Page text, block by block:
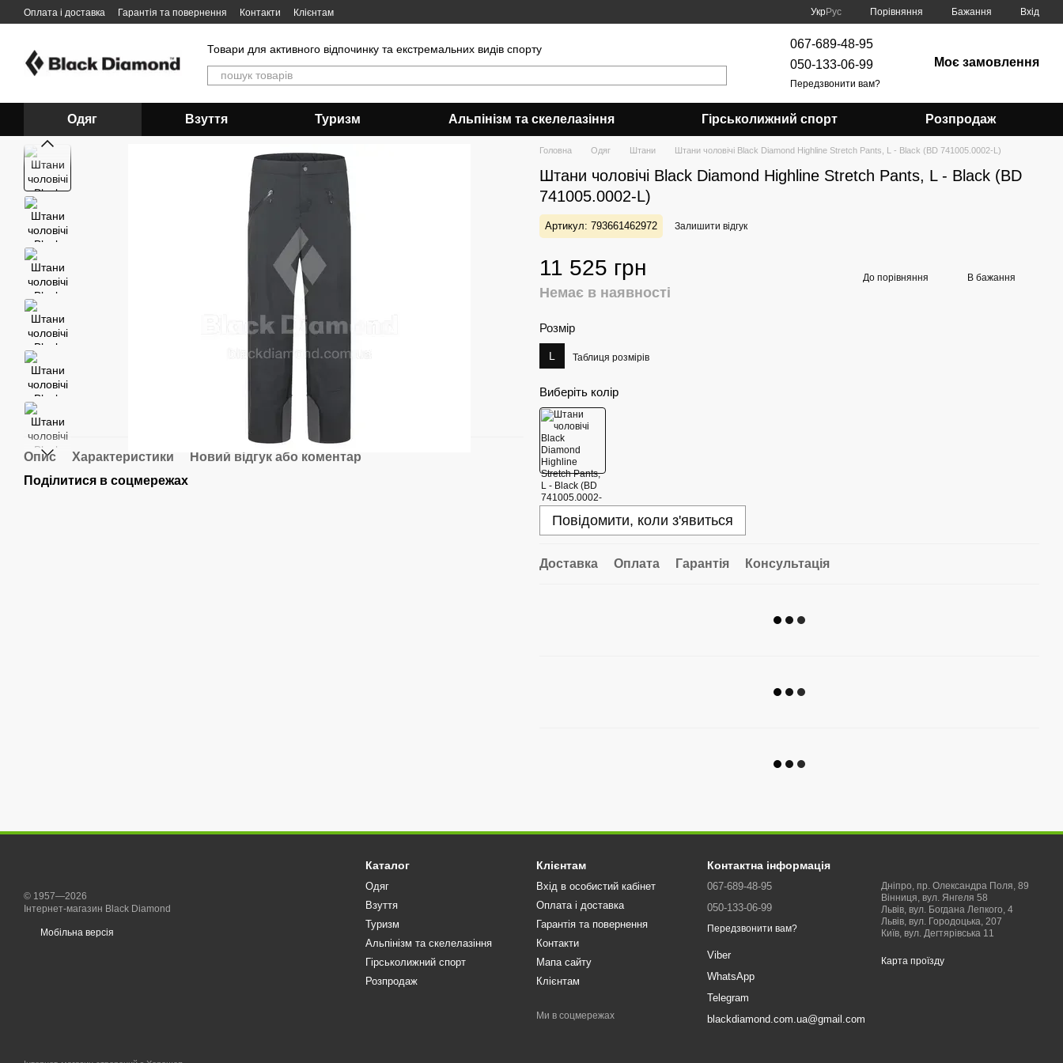
Перейти до основного контенту
Оплата і доставка Гарантія та повернення Контакти Клієнтам УкрРус Порівняння Бажання Вхід
Товари для активного відпочинку та екстремальних видів спорту
067-689-48-95
050-133-06-99
Передзвонити вам?
Моє замовлення
Одяг Взуття Туризм Альпінізм та скелелазіння Гірськолижний спорт Розпродаж
Опис Характеристики
Новий відгук або коментар
Поділитися в соцмережах
Головна Одяг Штани Штани чоловічі Black Diamond Highline Stretch Pants, L - Black (BD 741005.0002-L)
Штани чоловічі Black Diamond Highline Stretch Pants, L - Black (BD
741005.0002-L)
Артикул: 793661462972 Залишити відгук
11 525 грн
Немає в наявності
До порівняння В бажання
Розмір
L Таблиця розмірів
Виберіть колір
Повідомити, коли з'явиться
Доставка Оплата Гарантія Консультація
© 1957—2026
Інтернет-магазин Black Diamond
Мобільна версія
Каталог
Одяг
Взуття
Туризм
Альпінізм та скелелазіння
Гірськолижний спорт
Розпродаж
Клієнтам
Вхід в особистий кабінет
Оплата і доставка
Гарантія та повернення
Контакти
Мапа сайту
Клієнтам
Ми в соцмережах
Контактна інформація
067-689-48-95
050-133-06-99
Передзвонити вам?
Viber
WhatsApp
Telegram
blackdiamond.com.ua@gmail.com
Дніпро, пр. Олександра Поля, 89
Вінниця, вул. Янгеля 58
Львів, вул. Богдана Лепкого, 4
Львів, вул. Городоцька, 207
Київ, вул. Дегтярівська 11
Карта проїзду